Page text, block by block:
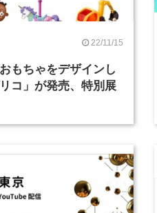
22/11/15
もちゃをデザインし
コ」が発売、特別展